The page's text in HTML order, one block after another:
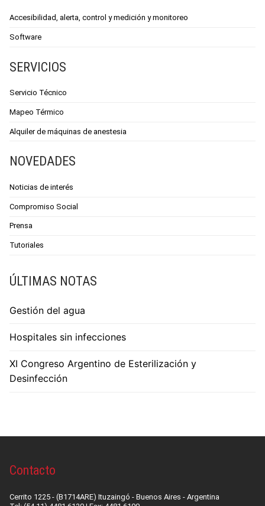
Accesibilidad, alerta, control y medición y monitoreo
Software
SERVICIOS
Servicio Técnico
Mapeo Térmico
Alquiler de máquinas de anestesia
NOVEDADES
Noticias de interés
Compromiso Social
Prensa
Tutoriales
ÚLTIMAS NOTAS
Gestión del agua
Hospitales sin infecciones
XI Congreso Argentino de Esterilización y
Desinfección
Contacto
Cerrito 1225 - (B1714ARE) Ituzaingó - Buenos Aires - Argentina